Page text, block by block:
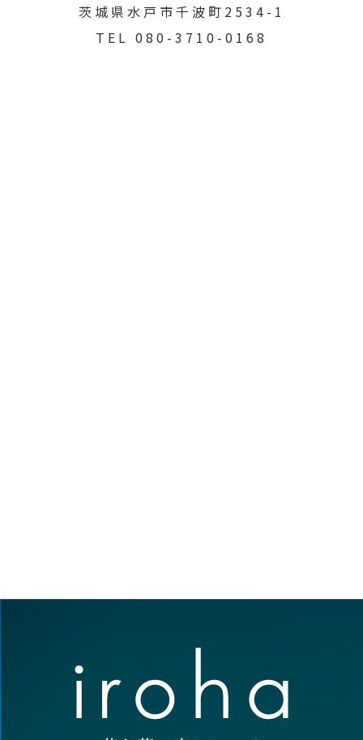
茨城県水戸市千波町2534-1
TEL 080-3710-0168